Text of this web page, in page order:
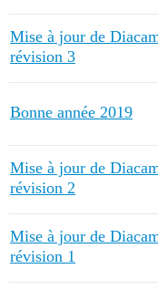
Mise à jour de
révision 3
Bonne année 2019
Mise à jour de
révision 2
Mise à jour de
révision 1